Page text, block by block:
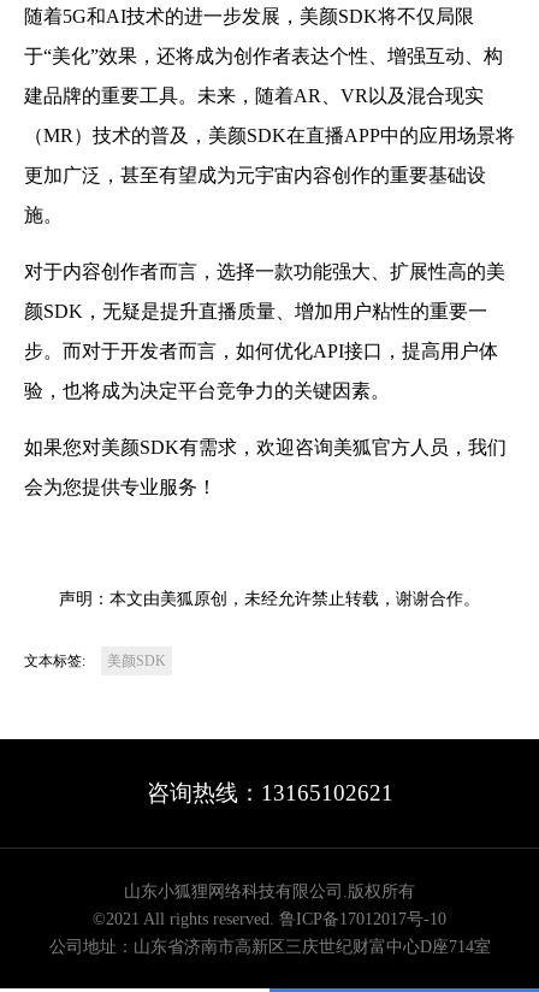
随着5G和AI技术的进一步发展，美颜SDK将不仅局限
于“美化”效果，还将成为创作者表达个性、增强互动、构
建品牌的重要工具。未来，随着AR、VR以及混合现实
（MR）技术的普及，美颜SDK在直播APP中的应用场景将
更加广泛，甚至有望成为元宇宙内容创作的重要基础设
施。
对于内容创作者而言，选择一款功能强大、扩展性高的美
颜SDK，无疑是提升直播质量、增加用户粘性的重要一
步。而对于开发者而言，如何优化API接口，提高用户体
验，也将成为决定平台竞争力的关键因素。
如果您对美颜SDK有需求，欢迎咨询美狐官方人员，我们
会为您提供专业服务！
声明：本文由美狐原创，未经允许禁止转载，谢谢合作。
文本标签: 美颜SDK
咨询热线：13165102621
山东小狐狸网络科技有限公司.版权所有
©2021 All rights reserved. 鲁ICP备17012017号-10
公司地址：山东省济南市高新区三庆世纪财富中心D座714室